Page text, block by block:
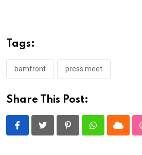
Tags:
bamfront press meet
Share This Post:
PinterestWhatsappCloud